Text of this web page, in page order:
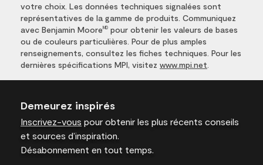
votre choix. Les données techniques signalées sont
représentatives de la gamme de produits. Communiquez
avec Benjamin Moore MD pour obtenir les valeurs de bases
ou de couleurs particulières. Pour de plus amples
renseignements, consultez les fiches techniques. Pour les
dernières spécifications MPI, visitez www.mpi.net
Demeurez inspirés
Inscrivez-vous pour obtenir les plus récents conseils
et sources d’inspiration.
Désabonnement en tout temps.